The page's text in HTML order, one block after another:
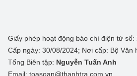
Giấy phép hoạt động báo chí điện tử số:
Cấp ngày: 30/08/2024; Nơi cấp: Bộ Văn
Tổng Biên tập: Nguyễn Tuấn Anh
Email: toasoan@thanhtra.com.vn